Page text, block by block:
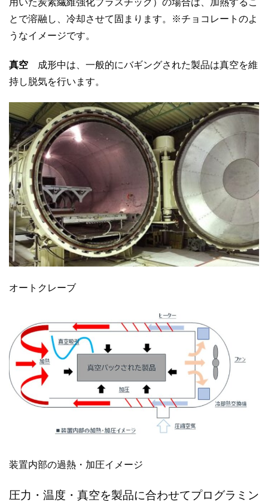
とで溶融し、冷却させて固まります。※チョコレートのよ
うなイメージです。
真空 成形中は、一般的にバギングされた製品は真空を維
持し脱気を行います。
オートクレーブ
装置内部の過熱・加圧イメージ
圧力・温度・真空を製品に合わせてプログラミン